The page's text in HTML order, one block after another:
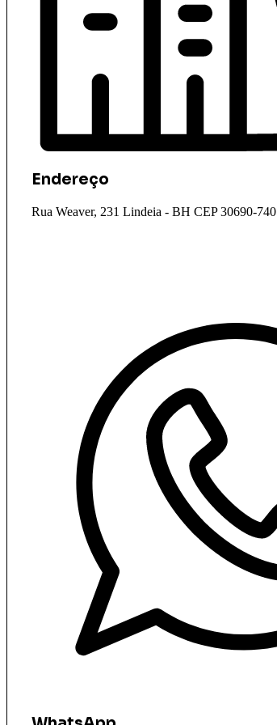
Endereço
Rua Weaver, 231 Lindeia - BH CEP 30690-740